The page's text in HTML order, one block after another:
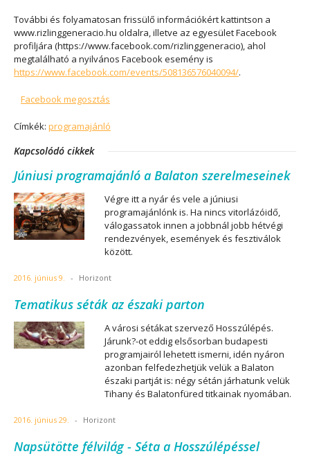
További és folyamatosan frissülő információkért kattintson a
www.rizlinggeneracio.hu oldalra, illetve az egyesület Facebook
profiljára (https://www.facebook.com/rizlinggeneracio), ahol
megtalálható a nyilvános Facebook esemény is
https://www.facebook.com/events/508136576040094/.
Facebook megosztás
Címkék: programajánló
Kapcsolódó cikkek
Júniusi programajánló a Balaton szerelmeseinek
Végre itt a nyár és vele a júniusi
programajánlónk is. Ha nincs vitorlázóidő,
válogassatok innen a jobbnál jobb hétvégi
rendezvények, események és fesztiválok
között.
2016. június 9. - Horizont
Tematikus séták az északi parton
A városi sétákat szervező Hosszúlépés.
Járunk?-ot eddig elsősorban budapesti
programjairól lehetett ismerni, idén nyáron
azonban felfedezhetjük velük a Balaton
északi partját is: négy sétán járhatunk velük
Tihany és Balatonfüred titkainak nyomában.
2016. június 29. - Horizont
Napsütötte félvilág - Séta a Hosszúlépéssel